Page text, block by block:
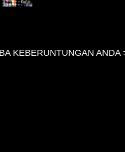
KEBERUNTUNGAN ANDA